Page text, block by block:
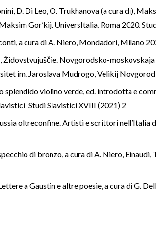
D. Di Leo, O. Trukhanova (a cura di),
Gor’kij, UniversItalia, Roma 2020,
a cura di A. Niero, Mondadori, Milano
Židovstvujuščie. Novgorodsko-moskovskaja
im. Jaroslava Mudrogo, Velikij
splendido violino verde, ed. introdotta e
Studi Slavistici XVIII (2021) 2
oltreconfine. Artisti e scrittori
di bronzo, a cura di A. Niero,
a Gaustìn e altre poesie, a cura di G.